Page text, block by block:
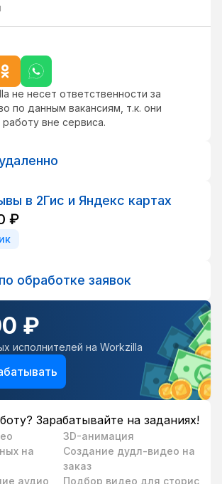
не несет ответственности за
по данным вакансиям, т.к. они
вне сервиса.
в 2Гис и Яндекс картах
₽
обработке заявок
₽
исполнителей на Workzilla
Зарабатывайте на заданиях!
на
аудио
3D-анимация
Создание дудл-видео на
заказ
Подбор видео для сторис